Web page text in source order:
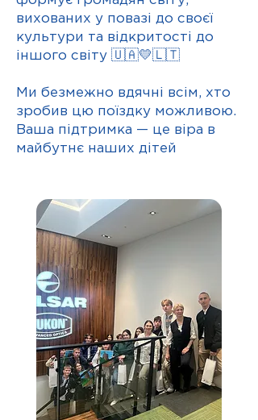
вихованих у повазі до своєї
культури та відкритості до
іншого світу 🇺🇦💛🇱🇹
Ми безмежно вдячні всім, хто
зробив цю поїздку можливою.
Ваша підтримка — це віра в
майбутнє наших дітей